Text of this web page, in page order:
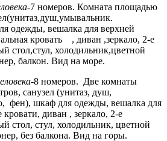
7 номеров. Комната площадью
одежды, вешалка для верхней
кровать , диван ,зеркало, 2-е
стол,стул, холодильник,цветной
балкон. Вид на море.
8 номеров. Две комнаты
санузел (унитаз, душ,
фен), шкаф для одежды, вешалка для
диван , зеркало, 2-е
стол, стул, холодильник, цветной
без балкона. Вид на горы.